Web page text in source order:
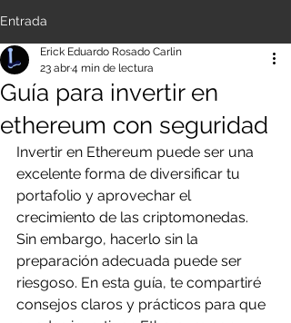
Entrada
Guía para invertir en
ethereum con seguridad
Erick Eduardo Rosado Carlin
23 abr4 min de lectura
Invertir en Ethereum puede ser una
excelente forma de diversificar tu
portafolio y aprovechar el
crecimiento de las criptomonedas.
Sin embargo, hacerlo sin la
preparación adecuada puede ser
riesgoso. En esta guía, te compartiré
consejos claros y prácticos para que